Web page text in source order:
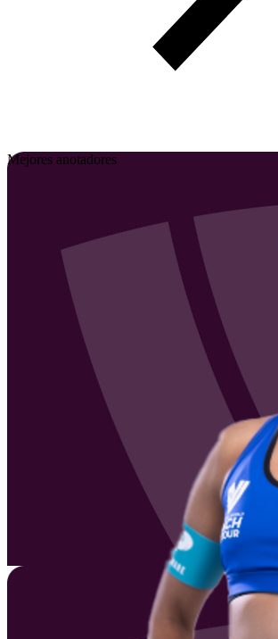
Mejores anotadores